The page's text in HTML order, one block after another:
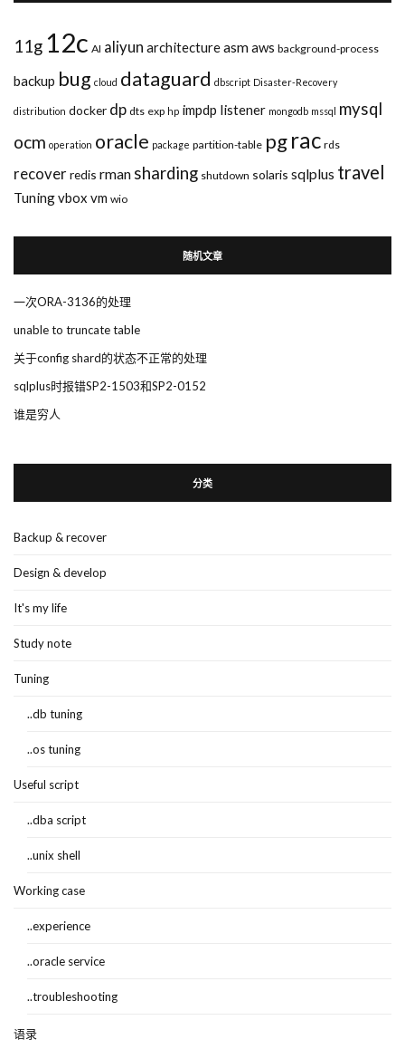
11g 12c AI aliyun architectureasmaws background-process
backup bug cloud dataguard dbscript Disaster-Recovery
distribution docker dp dts exp hp impdp listener mongodb mssql mysql
ocm operation oracle package partition-table pgrac rds
recover redis rman sharding shutdown solaris sqlplus travel
Tuningvbox vm wio
随机文章
一次ORA-3136的处理
unable to truncate table
关于config shard的状态不正常的处理
sqlplus时报错SP2-1503和SP2-0152
谁是穷人
分类
Backup & recover
Design & develop
It's my life
Study note
Tuning
..db tuning
..os tuning
Useful script
..dba script
..unix shell
Working case
..experience
..oracle service
..troubleshooting
语录